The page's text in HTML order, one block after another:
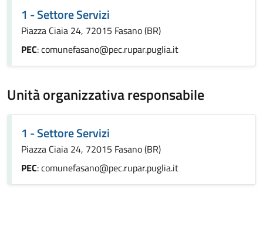
1 - Settore Servizi
Piazza Ciaia 24, 72015 Fasano (BR)
PEC: comunefasano@pec.rupar.puglia.it
Unità organizzativa responsabile
1 - Settore Servizi
Piazza Ciaia 24, 72015 Fasano (BR)
PEC: comunefasano@pec.rupar.puglia.it